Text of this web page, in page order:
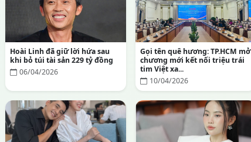
Hoài Linh đã giữ lời hứa sau
khi bỏ túi tài sản 229 tỷ đồng
06/04/2026
Gọi tên quê hương: TP.HCM mở
chương mới kết nối triệu trái
tim Việt xa...
10/04/2026